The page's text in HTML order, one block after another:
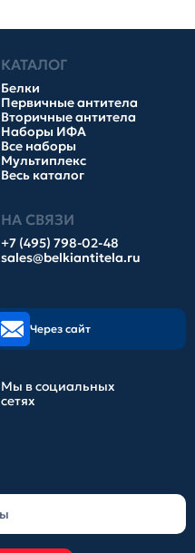
КАТАЛОГ
Белки
Первичные антитела
Вторичные антитела
Наборы ИФА
Все наборы
Мультиплекс
Весь каталог
НА СВЯЗИ
+7 (495) 798-02-48
sales@belkiantitela.ru
Через сайт
Мы в социальных
сетях